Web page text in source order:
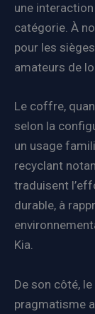
une
catégorie. À
pour les
amateurs de
Le coffre,
selon la
un usage
recyclant
traduisent
durable, à
Kia.
De son côté,
pragmatisme